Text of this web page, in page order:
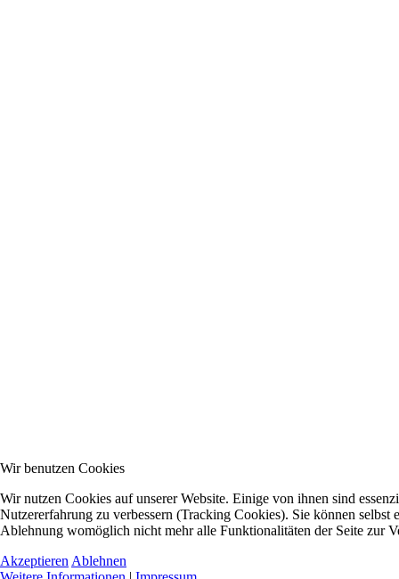
Wir benutzen Cookies
Wir nutzen Cookies auf unserer Website. Einige von ihnen sind
Nutzererfahrung zu verbessern (Tracking Cookies). Sie können selbst
Ablehnung womöglich nicht mehr alle Funktionalitäten der Seite zur
Akzeptieren Ablehnen